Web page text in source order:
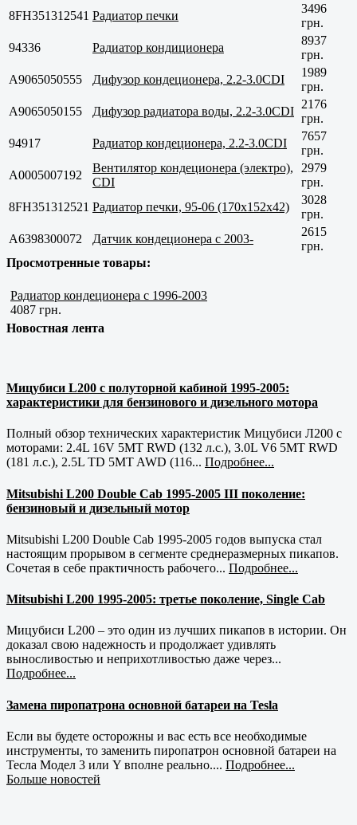
8FH351312541 Радиатор печки
3496
грн.
94336
Радиатор кондиционера
8937
грн.
A9065050555
Дифузор кондеционера, 2.2-3.0CDI
1989
грн.
A9065050155
Дифузор радиатора воды, 2.2-3.0CDI
2176
грн.
94917
Радиатор кондеционера, 2.2-3.0CDI
7657
грн.
A0005007192
Вентилятор кондеционера (электро),
CDI
2979
грн.
8FH351312521 Радиатор печки, 95-06 (170x152x42)
3028
грн.
A6398300072
Датчик кондеционера с 2003-
2615
грн.
Просмотренные товары:
Радиатор кондеционера с 1996-2003
4087 грн.
Новостная лента
Мицубиси L200 с полуторной кабиной 1995-2005:
характеристики для бензинового и дизельного мотора
Полный обзор технических характеристик Мицубиси Л200 с
моторами: 2.4L 16V 5MT RWD (132 л.с.), 3.0L V6 5MT RWD
(181 л.с.), 2.5L TD 5MT AWD (116... Подробнее...
Mitsubishi L200 Double Cab 1995-2005 III поколение:
бензиновый и дизельный мотор
Mitsubishi L200 Double Cab 1995-2005 годов выпуска стал
настоящим прорывом в сегменте среднеразмерных пикапов.
Сочетая в себе практичность рабочего... Подробнее...
Mitsubishi L200 1995-2005: третье поколение, Single Cab
Мицубиси L200 – это один из лучших пикапов в истории. Он
доказал свою надежность и продолжает удивлять
выносливостью и неприхотливостью даже через...
Подробнее...
Замена пиропатрона основной батареи на Tesla
Если вы будете осторожны и вас есть все необходимые
инструменты, то заменить пиропатрон основной батареи на
Тесла Модел 3 или Y вполне реально.... Подробнее...
Больше новостей